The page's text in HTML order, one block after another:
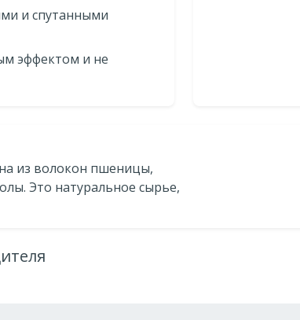
и спутанными
эффектом и не
из волокон пшеницы,
Это натуральное сырье,